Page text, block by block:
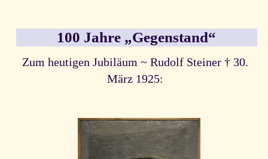
100 Jahre „Gegenstand“
Zum heutigen Jubiläum ~ Rudolf Steiner † 30.
März 1925: